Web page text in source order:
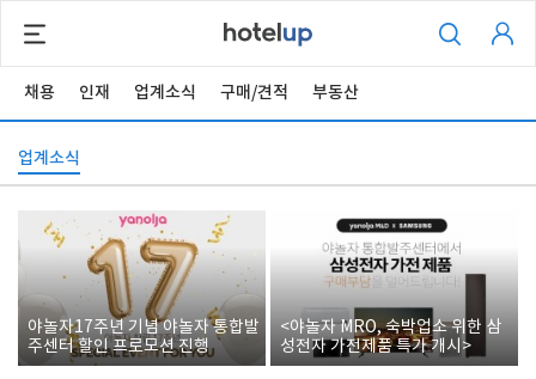
채용 인재 업계소식 구매/견적 부동산
업계소식
야놀자17주년 기념 야놀자 통합발
주센터 할인 프로모션 진행
<야놀자 MRO, 숙박업소 위한 삼
성전자 가전제품 특가 개시>